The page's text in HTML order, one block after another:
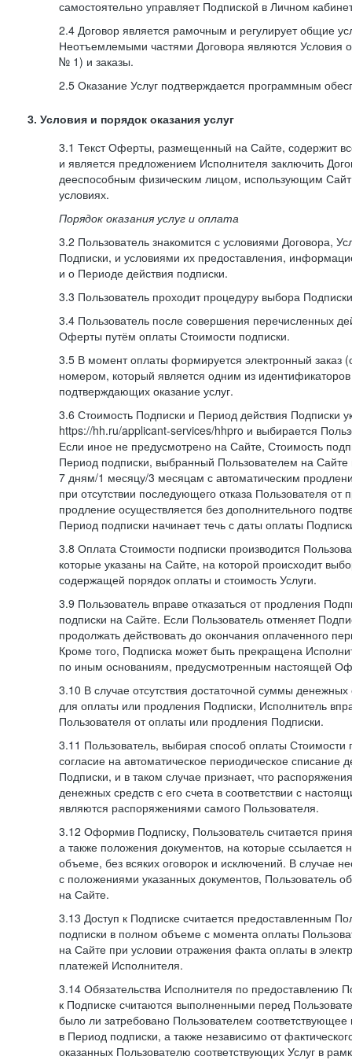
самостоятельно управляет Подпиской в Личном
2.4 Договор является рамочным и регулирует общие
Неотъемлемыми частями Договора являются Условия
№ 1) и заказы.
2.5 Оказание Услуг подтверждается программным
3. Условия и порядок оказания услуг
3.1 Текст Оферты, размещенный на Сайте, содержит
и является предложением Исполнителя заключить
дееспособным физическим лицом, использующим
условиях.
Порядок оказания услуг и оплата
3.2 Пользователь знакомится с условиями Договора,
Подписки, и условиями их предоставления,
и о Периоде действия подписки.
3.3 Пользователь проходит процедуру выбора
3.4 Пользователь после совершения перечисленных
Оферты путём оплаты Стоимости подписки.
3.5 В момент оплаты формируется электронный заказ
номером, который является одним из
подтверждающих оказание услуг.
3.6 Стоимость Подписки и Период действия Подписки
https://hh.ru/applicant-services/hhpro и выбирается
Если иное не предусмотрено на Сайте, Стоимость
Период подписки, выбранный Пользователем на
7 дням/1 месяцу/3 месяцам с автоматическим
при отсутствии последующего отказа Пользователя от
продление осуществляется без дополнительного
Период подписки начинает течь с даты оплаты
3.8 Оплата Стоимости подписки производится
которые указаны на Сайте, на которой происходит
содержащей порядок оплаты и стоимость Услуги.
3.9 Пользователь вправе отказаться от продления
подписки на Сайте. Если Пользователь отменяет
продолжать действовать до окончания оплаченного
Кроме того, Подписка может быть прекращена
по иным основаниям, предусмотренным настоящей
3.10 В случае отсутствия достаточной суммы денежных
для оплаты или продления Подписки, Исполнитель
Пользователя от оплаты или продления Подписки.
3.11 Пользователь, выбирая способ оплаты Стоимости
согласие на автоматическое периодическое списание
Подписки, и в таком случае признает, что
денежных средств с его счета в соответствии с
являются распоряжениями самого Пользователя.
3.12 Оформив Подписку, Пользователь считается
а также положения документов, на которые
объеме, без всяких оговорок и исключений. В случае
с положениями указанных документов, Пользователь
на Сайте.
3.13 Доступ к Подписке считается предоставленным
подписки в полном объеме с момента оплаты
на Сайте при условии отражения факта оплаты в
платежей Исполнителя.
3.14 Обязательства Исполнителя по предоставлению
к Подписке считаются выполненными перед
было ли затребовано Пользователем
в Период подписки, а также независимо от
оказанных Пользователю соответствующих Услуг в